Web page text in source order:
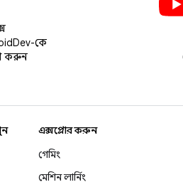
কে
করুন
এক্সপ্লোর করুন
গেমিং
মেশিন লার্নিং